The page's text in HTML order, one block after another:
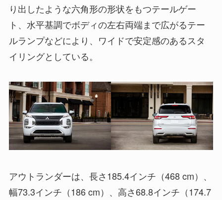
り出したような六角形の形状をもつテールゲー
ト、水平基調でボディの左右両端まで広がるテー
ルランプなどにより、ワイドで安定感のあるスタ
イリングとしている。
アウトランダーは、長さ185.4インチ（468 cm）、
幅73.3インチ（186 cm）、高さ68.8インチ（174.7